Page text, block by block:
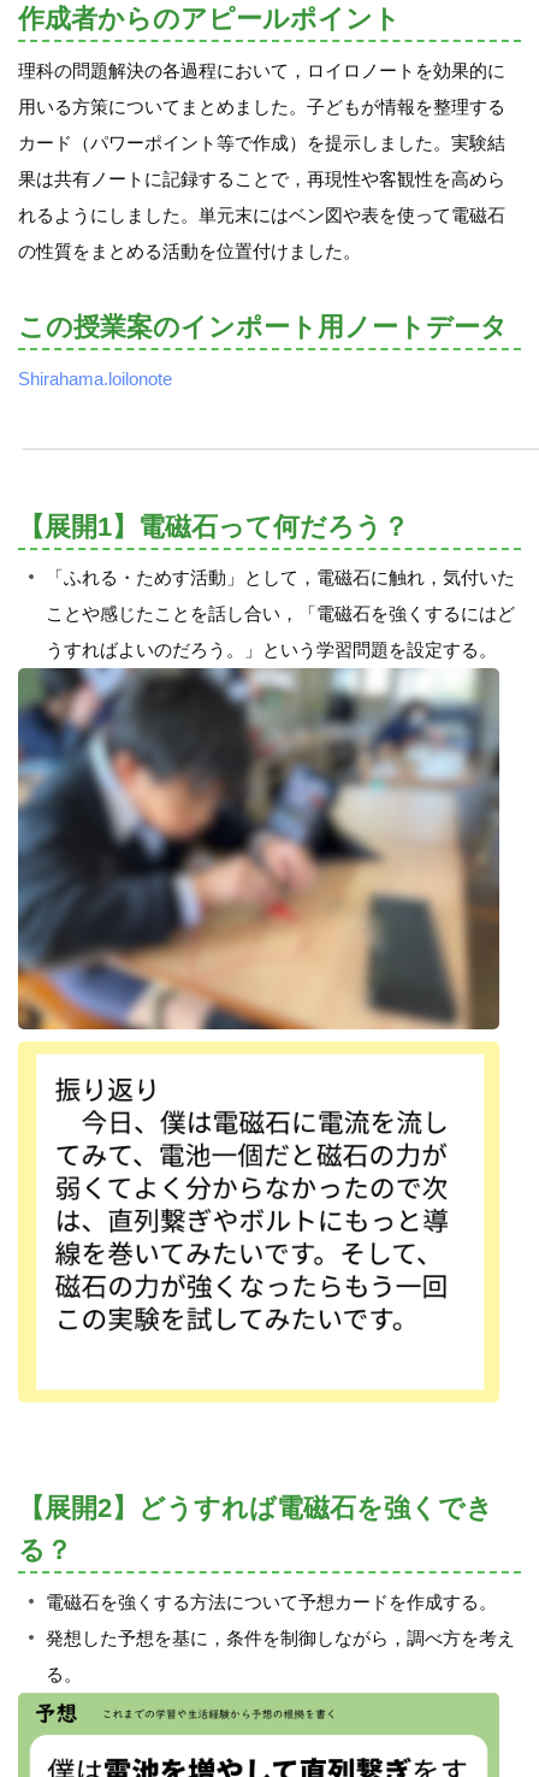
作成者からのアピールポイント
理科の問題解決の各過程において，ロイロノートを効果的に
用いる方策についてまとめました。子どもが情報を整理する
カード（パワーポイント等で作成）を提示しました。実験結
果は共有ノートに記録することで，再現性や客観性を高めら
れるようにしました。単元末にはベン図や表を使って電磁石
の性質をまとめる活動を位置付けました。
この授業案のインポート用ノートデータ
Shirahama.loilonote
【展開1】電磁石って何だろう？
「ふれる・ためす活動」として，電磁石に触れ，気付いた
ことや感じたことを話し合い，「電磁石を強くするにはど
うすればよいのだろう。」という学習問題を設定する。
【展開2】どうすれば電磁石を強くでき
る？
電磁石を強くする方法について予想カードを作成する。
発想した予想を基に，条件を制御しながら，調べ方を考え
る。